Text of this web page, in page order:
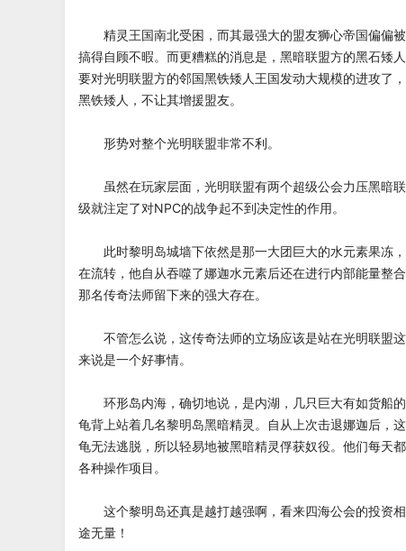
精灵王国南北受困，而其最强大的盟友狮心帝国偏偏
搞得自顾不暇。而更糟糕的消息是，黑暗联盟方的黑石矮
要对光明联盟方的邻国黑铁矮人王国发动大规模的进攻了
黑铁矮人，不让其增援盟友。
形势对整个光明联盟非常不利。
虽然在玩家层面，光明联盟有两个超级公会力压黑暗
级就注定了对NPC的战争起不到决定性的作用。
此时黎明岛城墙下依然是那一大团巨大的水元素果冻，
在流转，他自从吞噬了娜迦水元素后还在进行内部能量整
那名传奇法师留下来的强大存在。
不管怎么说，这传奇法师的立场应该是站在光明联盟这
来说是一个好事情。
环形岛内海，确切地说，是内湖，几只巨大有如货船的
龟背上站着几名黎明岛黑暗精灵。自从上次击退娜迦后，
龟无法逃脱，所以轻易地被黑暗精灵俘获奴役。他们每天
各种操作项目。
这个黎明岛还真是越打越强啊，看来四海公会的投资
途无量！